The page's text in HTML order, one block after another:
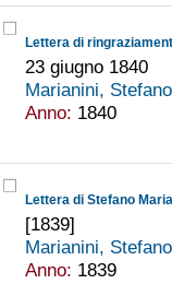
23 giugno 1840
Marianini,
Anno: 1840
[1839]
Marianini,
Anno: 1839